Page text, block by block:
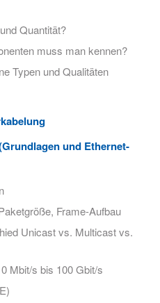
Quantität?
muss man kennen?
Typen und Qualitäten
und Ethernet-
Frame-Aufbau
Unicast vs. Multicast vs.
Mbit/s bis 100 Gbit/s